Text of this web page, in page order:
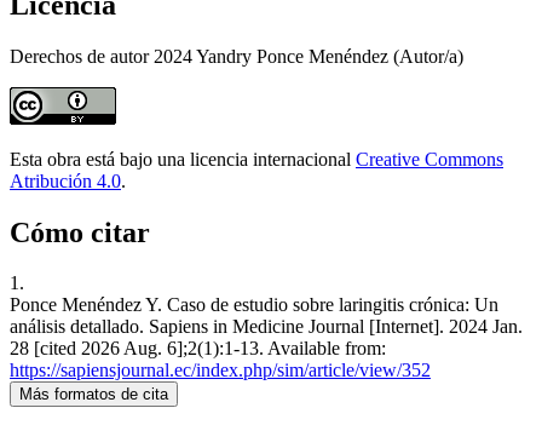
Derechos de autor 2024 Yandry Ponce Menéndez (Autor/a)
Esta obra está bajo una licencia internacional Creative Commons
Atribución 4.0.
Cómo citar
1.
Ponce Menéndez Y. Caso de estudio sobre laringitis crónica: Un
análisis detallado. Sapiens in Medicine Journal [Internet]. 2024 Jan.
28 [cited 2026 Aug. 6];2(1):1-13. Available from:
https://sapiensjournal.ec/index.php/sim/article/view/352
Más formatos de cita